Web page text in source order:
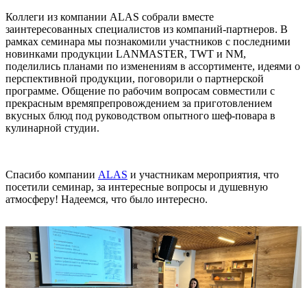
Коллеги из компании ALAS собрали вместе
заинтересованных специалистов из компаний-партнеров. В
рамках семинара мы познакомили участников с последними
новинками продукции LANMASTER, TWT и NM,
поделились планами по изменениям в ассортименте, идеями о
перспективной продукции, поговорили о партнерской
программе. Общение по рабочим вопросам совместили с
прекрасным времяпрепровождением за приготовлением
вкусных блюд под руководством опытного шеф-повара в
кулинарной студии.
Спасибо компании ALAS и участникам мероприятия, что
посетили семинар, за интересные вопросы и душевную
атмосферу! Надеемся, что было интересно.